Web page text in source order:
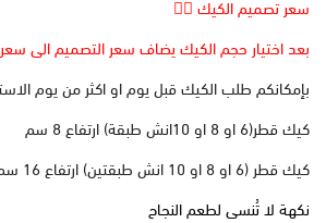
سعر تصميم الكيك 👆🏻
بعد اختيار حجم الكيك يضاف سعر التصميم الى
بإمكانكم طلب الكيك قبل يوم او اكثر من يوم
كيك قطر(6 او 8 او 10انش طبقة) ارتفاع 8 سم
كيك قطر (6 او 8 او 10 انش طبقتين) ارتفاع 16 سم
نكهة لا تُنسى لطعم النجاح